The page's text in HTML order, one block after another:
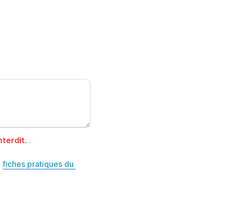
fiches pratiques du